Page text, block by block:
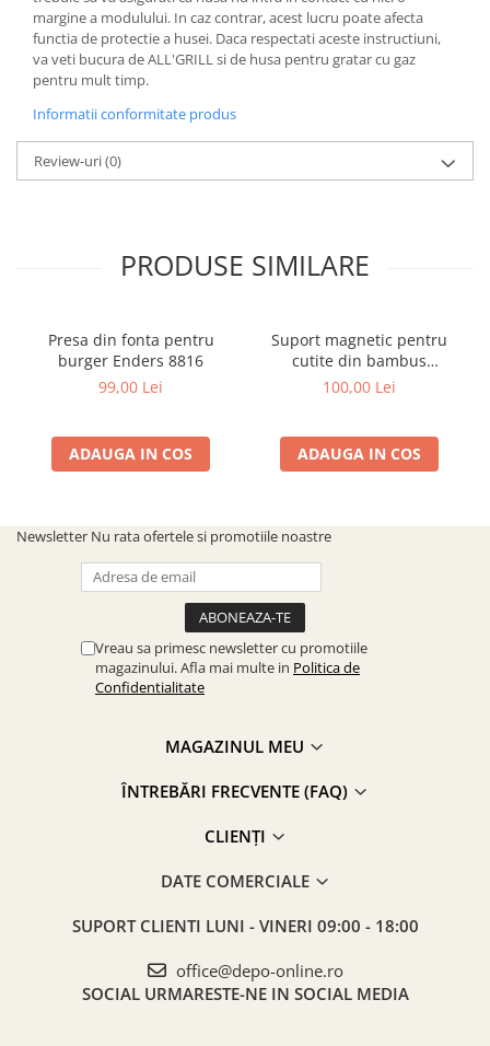
margine a modulului. In caz contrar, acest lucru poate afecta
functia de protectie a husei. Daca respectati aceste instructiuni,
va veti bucura de ALL'GRILL si de husa pentru gratar cu gaz
pentru mult timp.
Informatii conformitate produs
Review-uri(0)
PRODUSE SIMILARE
Presa din fonta pentru
burger Enders 8816
99,00 Lei
ADAUGA IN COS
Suport magnetic pentru
cutite din bambus
23,5x13x21 cm Wenko
100,00 Lei
ADAUGA IN COS
Newsletter Nu rata ofertele si promotiile noastre
Vreau sa primesc newsletter cu promotiile
magazinului. Afla mai multe in Politica de
Confidentialitate
MAGAZINUL MEU
ÎNTREBĂRI FRECVENTE (FAQ)
CLIENȚI
DATE COMERCIALE
SUPORT CLIENTI LUNI - VINERI 09:00 - 18:00
office@depo-online.ro
SOCIAL URMARESTE-NE IN SOCIAL MEDIA